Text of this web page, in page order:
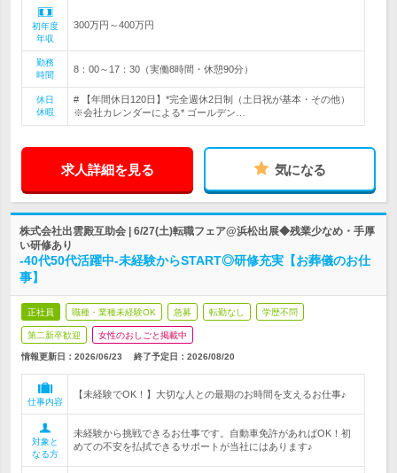
初年度
年収
300万円～400万円
勤務
時間
8：00～17：30（実働8時間・休憩90分）
休日
休暇
# 【年間休日120日】*完全週休2日制（土日祝が基本・その他）
※会社カレンダーによる* ゴールデン…
求人詳細を見る 気になる
株式会社出雲殿互助会 | 6/27(土)転職フェア@浜松出展◆残業少なめ・手厚
い研修あり
-40代50代活躍中-未経験からSTART◎研修充実【お葬儀のお仕
事】
正社員 職種・業種未経験OK 急募 転勤なし 学歴不問
第二新卒歓迎 女性のおしごと掲載中
情報更新日：2026/06/23 終了予定日： 2026/08/20
仕事内容
【未経験でOK！】大切な人との最期のお時間を支えるお仕事♪
対象と
なる方
未経験から挑戦できるお仕事です。自動車免許があればOK！初
めての不安を払拭できるサポートが当社にはあります♪